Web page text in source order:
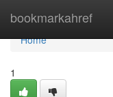
bookmarkahref
Home
Home
1